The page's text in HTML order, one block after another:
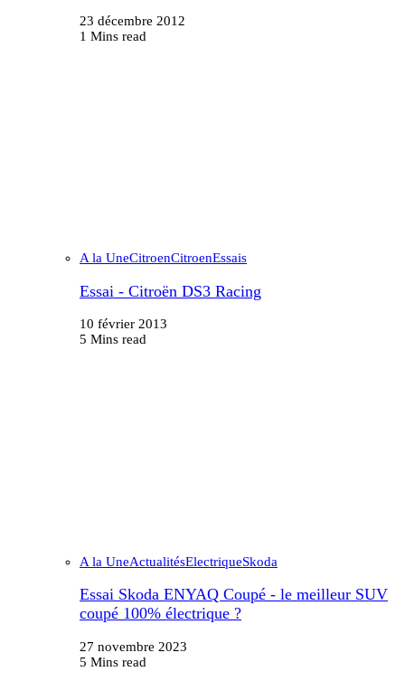
23 décembre 2012
1 Mins read
A la UneCitroenCitroenEssais
Essai - Citroën DS3 Racing
10 février 2013
5 Mins read
A la UneActualitésElectriqueSkoda
Essai Skoda ENYAQ Coupé - le meilleur SUV
coupé 100% électrique ?
27 novembre 2023
5 Mins read